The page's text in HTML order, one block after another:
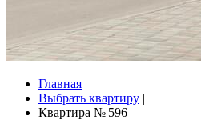
Главная |
Выбрать квартиру |
Квартира № 596